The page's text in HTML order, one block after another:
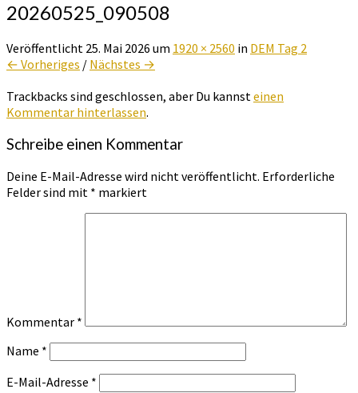
20260525_090508
Veröffentlicht 25. Mai 2026 um 1920 × 2560 in DEM Tag 2
← Vorheriges / Nächstes →
Trackbacks sind geschlossen, aber Du kannsteinen
Kommentar hinterlassen.
Schreibe einen Kommentar
Deine E-Mail-Adresse wird nicht veröffentlicht. Erforderliche
Felder sind mit * markiert
Kommentar *
Name *
E-Mail-Adresse *